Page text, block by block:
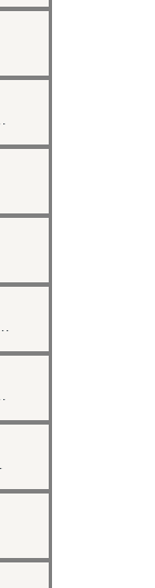
de télécollecte
à payer dans un formulaire
avec paiement
par CB